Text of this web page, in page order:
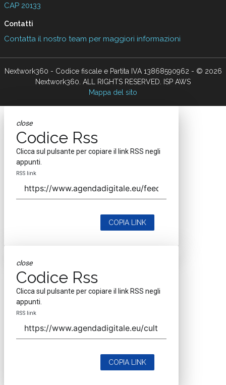
CAP 20133
Contatti
Contatta il nostro team per maggiori informazioni
Nextwork360 - Codice fiscale e Partita IVA 13868590962 - © 2026
Nextwork360. ALL RIGHTS RESERVED. ISP AWS
Mappa del sito
close
Codice Rss
Clicca sul pulsante per copiare il link RSS negli
appunti.
RSS link
COPIA LINK
close
Codice Rss
Clicca sul pulsante per copiare il link RSS negli
appunti.
RSS link
COPIA LINK